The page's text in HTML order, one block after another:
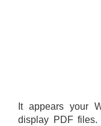
It appears your
display PDF files.